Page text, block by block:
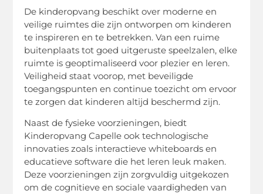
De kinderopvang beschikt over moderne en
veilige ruimtes die zijn ontworpen om kinderen
te inspireren en te betrekken. Van een ruime
buitenplaats tot goed uitgeruste speelzalen, elke
ruimte is geoptimaliseerd voor plezier en leren.
Veiligheid staat voorop, met beveiligde
toegangspunten en continue toezicht om ervoor
te zorgen dat kinderen altijd beschermd zijn.
Naast de fysieke voorzieningen, biedt
Kinderopvang Capelle ook technologische
innovaties zoals interactieve whiteboards en
educatieve software die het leren leuk maken.
Deze voorzieningen zijn zorgvuldig uitgekozen
om de cognitieve en sociale vaardigheden van